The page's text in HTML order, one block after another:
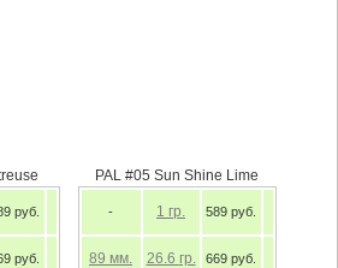
руб.
руб.
PAL #05 Sun Shine Lime
- 1 гр. 589 руб.
89 мм. 26.6 гр. 669 руб.